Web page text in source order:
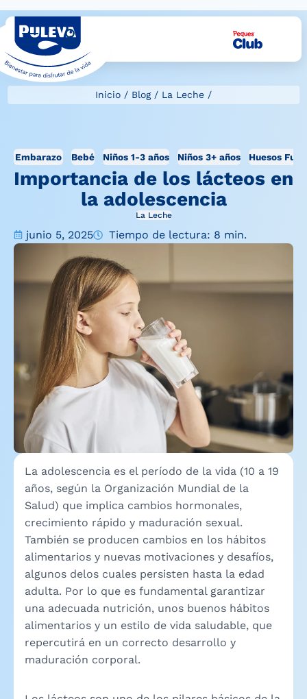
Inicio / Blog/ La Leche /
Embarazo Bebé Niños 1-3 años Niños 3+ años Huesos
Importancia de los lácteos en
la adolescencia
La Leche
junio 5, 2025 Tiempo de lectura: 8 min.
La adolescencia es el período de la vida (10 a 19
años, según la Organización Mundial de la
Salud) que implica cambios hormonales,
crecimiento rápido y maduración sexual.
También se producen cambios en los hábitos
alimentarios y nuevas motivaciones y desafíos,
algunos delos cuales persisten hasta la edad
adulta. Por lo que es fundamental garantizar
una adecuada nutrición, unos buenos hábitos
alimentarios y un estilo de vida saludable, que
repercutirá en un correcto desarrollo y
maduración corporal.